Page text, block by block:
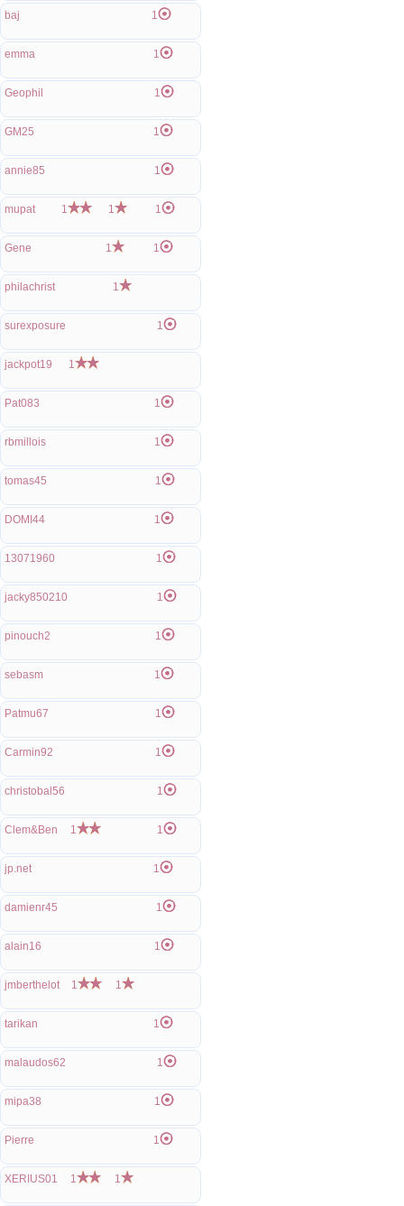
baj 1
emma 1
Geophil 1
GM25 1
annie85 1
mupat 1 1 1
Gene 1 1
philachrist 1
surexposure 1
jackpot19 1
Pat083 1
rbmillois 1
tomas45 1
DOMI44 1
13071960 1
jacky850210 1
pinouch2 1
sebasm 1
Patmu67 1
Carmin92 1
christobal56 1
Clem&Ben 1 1
jp.net 1
damienr45 1
alain16 1
jmberthelot 1 1
tarikan 1
malaudos62 1
mipa38 1
Pierre 1
XERIUS01 1 1